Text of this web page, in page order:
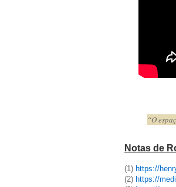
“O
Notas de
(1) https://
(2) https://